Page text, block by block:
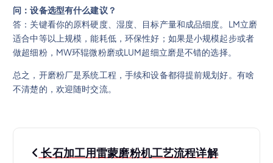
问：设备选型有什么建议？
答：关键看你的原料硬度、湿度、目标产量和成品细度。LM立磨
适合中等以上规模，能耗低，环保性好；如果是小规模起步或者
做超细粉，MW环辊微粉磨或LUM超细立磨是不错的选择。
总之，开磨粉厂是系统工程，手续和设备都得提前规划好。有啥
不清楚的，欢迎随时交流。
文 长石加工用雷蒙磨粉机工艺流程详解